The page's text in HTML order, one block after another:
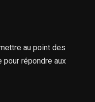
au point des
répondre aux